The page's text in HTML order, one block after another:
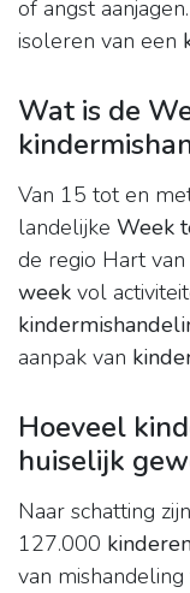
of angst
isoleren van een
Wat is de
Van 15 tot en
landelijke Week
de regio Hart
week vol
aanpak van
Hoeveel
huiselijk
Naar schatting
127.000
van